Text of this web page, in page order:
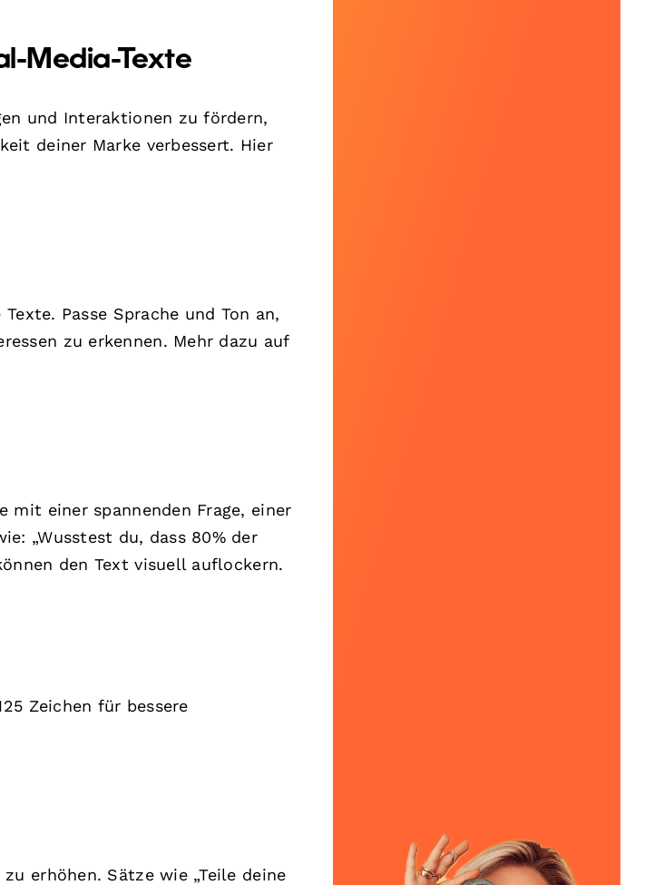
Media-Texte
und Interaktionen zu fördern,
deiner Marke verbessert. Hier
Passe Sprache und Ton an,
zu erkennen. Mehr dazu auf
mit einer spannenden Frage, einer
„Wusstest du, dass 80% der
den Text visuell auflockern.
Zeichen für bessere
erhöhen. Sätze wie „Teile deine